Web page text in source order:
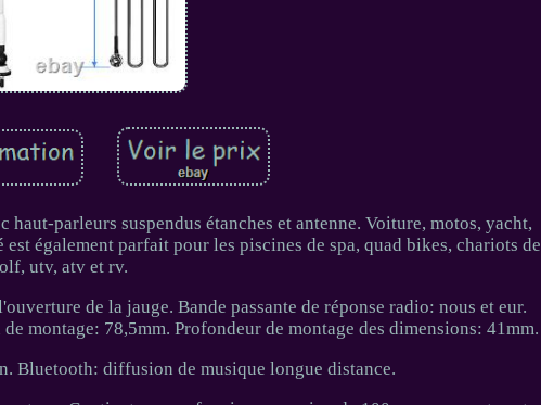
parleurs suspendus étanches et antenne. Voiture, motos, yacht,
également parfait pour les piscines de spa, quad bikes, chariots de
utv, atv et rv.
de la jauge. Bande passante de réponse radio: nous et eur.
montage: 78,5mm. Profondeur de montage des dimensions: 41mm.
Bluetooth: diffusion de musique longue distance.